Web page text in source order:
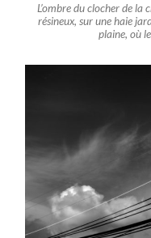
L’ombre du clocher de la
résineux, sur une haie
plaine, où